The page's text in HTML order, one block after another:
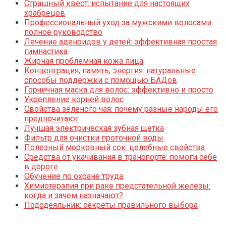
Страшный квест: испытание для настоящих
храбрецов
Профессиональный уход за мужскими волосами:
полное руководство
Лечение аденоидов у детей: эффективная простая
гимнастика
Жирная проблемная кожа лица
Концентрация, память, энергия: натуральные
способы поддержки с помощью БАДов
Горчичная маска для волос: эффективно и просто
Укрепление корней волос
Свойства зеленого чая: почему разные народы его
предпочитают
Лучшая электрическая зубная щетка
Фильтр для очистки проточной воды
Полезный морковный сок: целебные свойства
Средства от укачивания в транспорте: помоги себе
в дороге
Обучение по охране труда
Химиотерапия при раке предстательной железы:
когда и зачем назначают?
Пододеяльник: секреты правильного выбора